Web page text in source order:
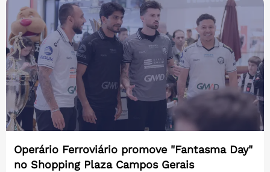
Operário Ferroviário promove "Fantasma Day"
no Shopping Plaza Campos Gerais